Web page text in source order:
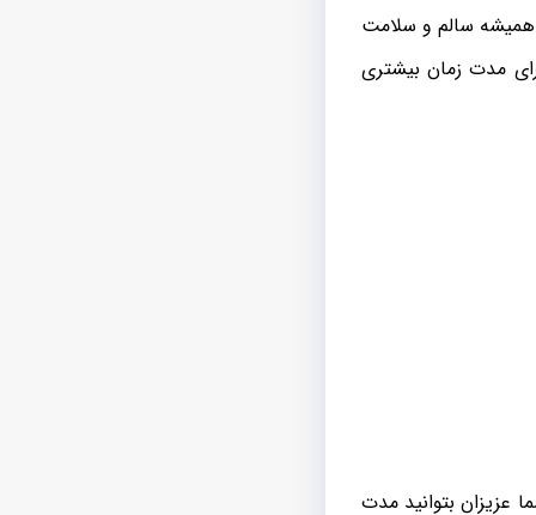
سالم و سلامت
مدت زمان بیشتری
عزیزان بتوانید مدت